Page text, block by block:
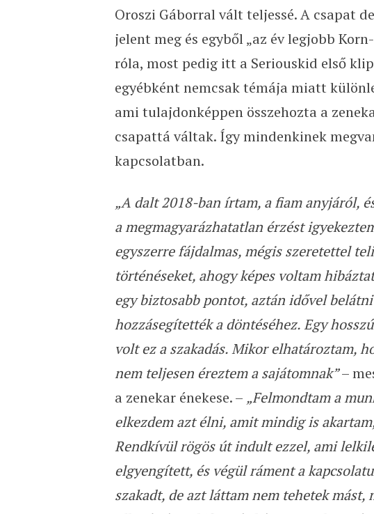
Oroszi Gáborral vált teljessé. A csapat
jelent meg és egyből „az év legjobb
róla, most pedig itt a Seriouskid első
egyébként nemcsak témája miatt
ami tulajdonképpen összehozta a
csapattá váltak. Így mindenkinek
kapcsolatban.
„A dalt 2018-ban írtam, a fiam anyjáról,
a megmagyarázhatatlan érzést
egyszerre fájdalmas, mégis szeretettel
történéseket, ahogy képes voltam
egy biztosabb pontot, aztán idővel
hozzásegítették a döntéséhez. Egy
volt ez a szakadás. Mikor elhatároztam,
nem teljesen éreztem a sajátomnak”–
a zenekar énekese. – „Felmondtam a
elkezdem azt élni, amit mindig is
Rendkívül rögös út indult ezzel, ami
elgyengített, és végül ráment a
szakadt, de azt láttam nem tehetek